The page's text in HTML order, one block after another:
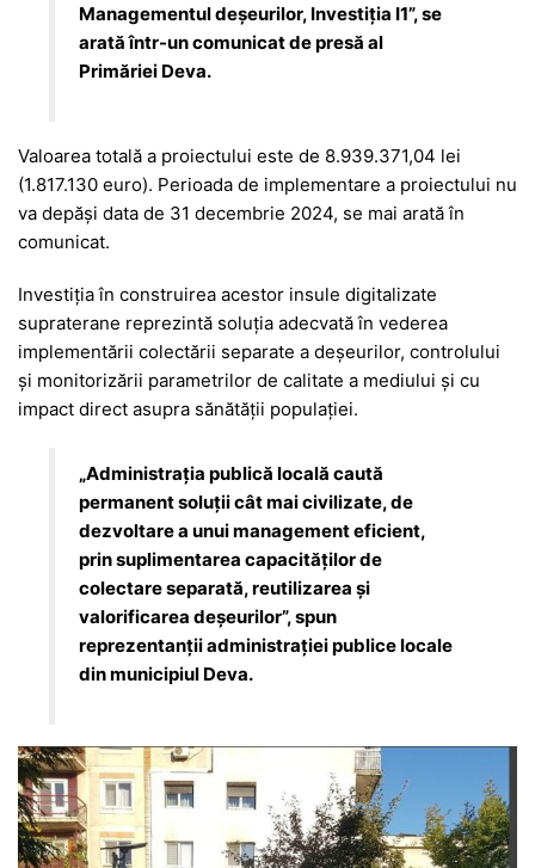
Managementul deşeurilor, Investiţia I1”, se
arată într-un comunicat de presă al
Primăriei Deva.
Valoarea totală a proiectului este de 8.939.371,04 lei
(1.817.130 euro). Perioada de implementare a proiectului nu
va depăși data de 31 decembrie 2024, se mai arată în
comunicat.
Investiția în construirea acestor insule digitalizate
supraterane reprezintă soluția adecvată în vederea
implementării colectării separate a deșeurilor, controlului
și monitorizării parametrilor de calitate a mediului și cu
impact direct asupra sănătății populației.
„Administrația publică locală caută
permanent soluții cât mai civilizate, de
dezvoltare a unui management eficient,
prin suplimentarea capacităților de
colectare separată, reutilizarea și
valorificarea deșeurilor”, spun
reprezentanții administrației publice locale
din municipiul Deva.